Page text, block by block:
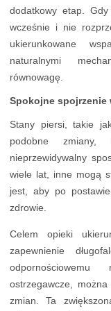
dodatkowy etap.
wcześnie i nie
ukierunkowane
naturalnymi
równowagę.
Spokojne spojrzenie
Stany piersi, takie
podobne
nieprzewidywalny
wiele lat, inne mogą
jest, aby po
zdrowie.
Celem opieki
zapewnienie
ostrzegawcze, można
zmian. Ta